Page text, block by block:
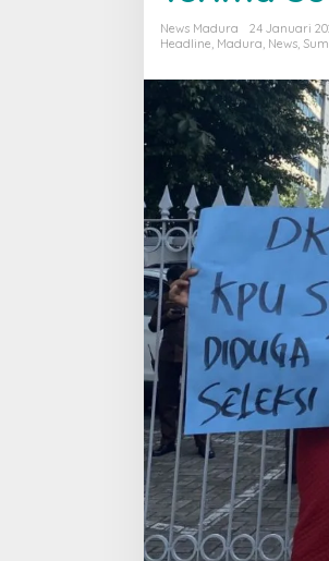
News Madura
24 Januari
Headline, Madura, News,